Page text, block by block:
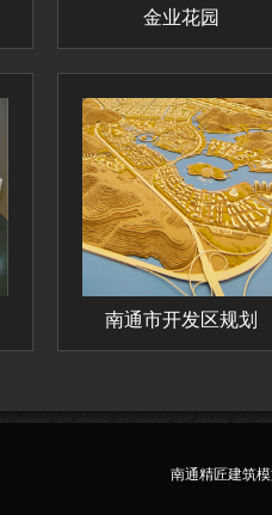
金业花园
南通市开发区规划
南通精匠建筑